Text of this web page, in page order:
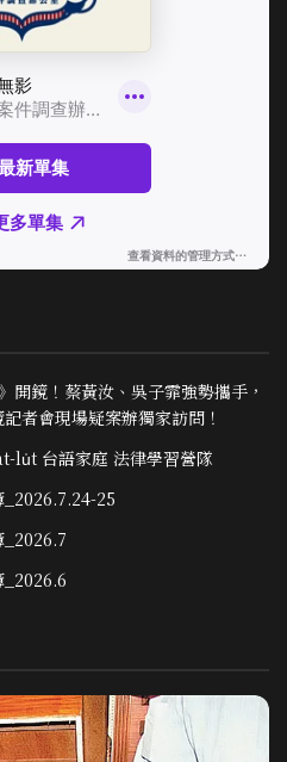
開鏡！蔡黃汝、吳子霏強勢攜手，
者會現場疑案辦獨家訪問！
台語家庭 法律學習營隊
_2026.7.24-25
_2026.7
_2026.6